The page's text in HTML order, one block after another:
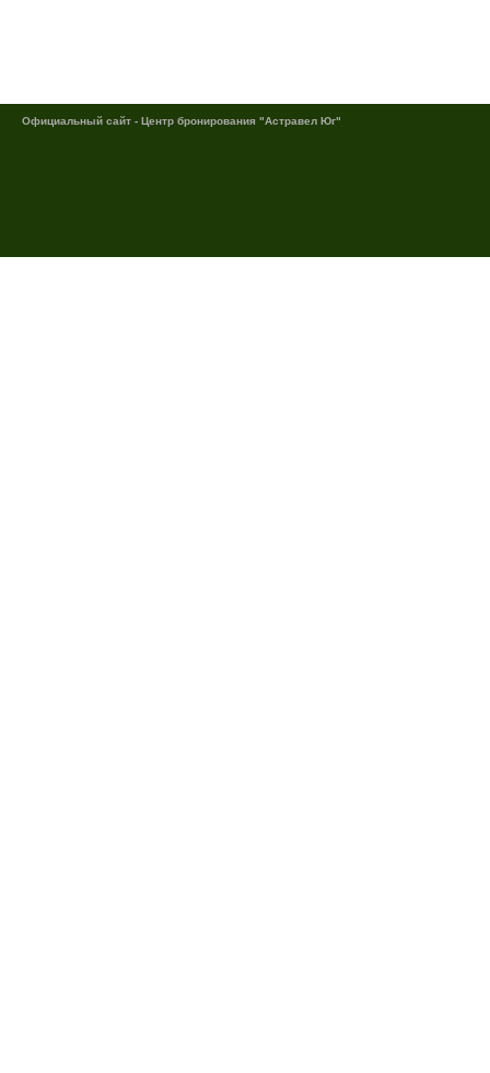
Официальный сайт - Центр бронирования "Астравел Юг"